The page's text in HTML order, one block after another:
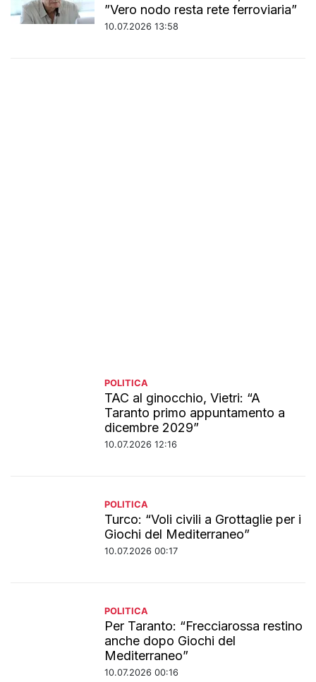
”Vero nodo resta rete ferroviaria”
10.07.2026 13:58
POLITICA
TAC al ginocchio, Vietri: “A
Taranto primo appuntamento a
dicembre 2029”
10.07.2026 12:16
POLITICA
Turco: “Voli civili a Grottaglie per i
Giochi del Mediterraneo”
10.07.2026 00:17
POLITICA
Per Taranto: “Frecciarossa restino
anche dopo Giochi del
Mediterraneo”
10.07.2026 00:16